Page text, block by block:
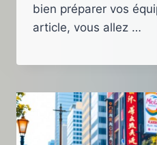
bien préparer vos
article, vous allez …